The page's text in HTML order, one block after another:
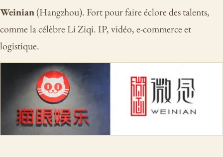
Weinian(Hangzhou). Fort pour faire éclore des talents,
comme la célèbre Li Ziqi. IP, vidéo, e-commerce et
logistique.